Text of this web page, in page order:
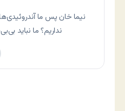
نیما خان پس ما
نداریم؟ ما نباید